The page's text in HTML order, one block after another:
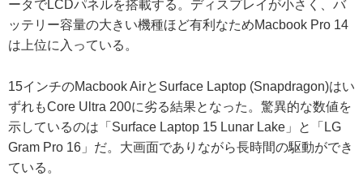
ータでLCDパネルを搭載する。ディスプレイが小さく、バ
ッテリー容量の大きい機種ほど有利なためMacbook Pro 14
は上位に入っている。
15インチのMacbook AirとSurface Laptop (Snapdragon)はい
ずれもCore Ultra 200に劣る結果となった。驚異的な数値を
示しているのは「Surface Laptop 15 Lunar Lake」と「LG
Gram Pro 16」だ。大画面でありながら長時間の駆動ができ
ている。